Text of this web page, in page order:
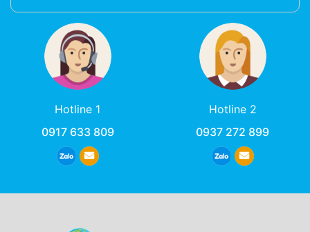
Hotline 1
0917 633 809
Hotline 2
0937 272 899